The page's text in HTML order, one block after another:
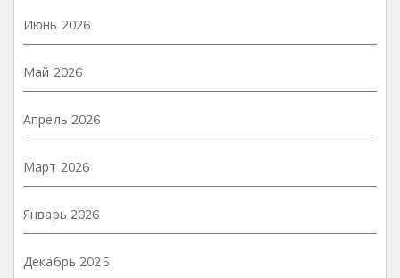
Июнь 2026
Май 2026
Апрель 2026
Март 2026
Январь 2026
Декабрь 2025